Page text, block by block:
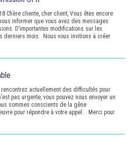
Chère cliente, cher client, Vous êtes encore
informer que vous avez des messages
D’importantes modifications sur les
derniers mois. Nous vous invitions à créer
actuellement des difficultés pour
pas urgente, vous pouvez nous envoyer un
sommes conscients de la gêne
pour répondre à votre appel. Merci pour